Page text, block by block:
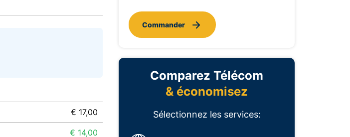
€ 17,00
€ 14,00
Commander
Comparez Télécom
& économisez
Sélectionnez les services: